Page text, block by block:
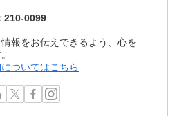
210-0099
報をお伝えできるよう、心を
ついてはこちら